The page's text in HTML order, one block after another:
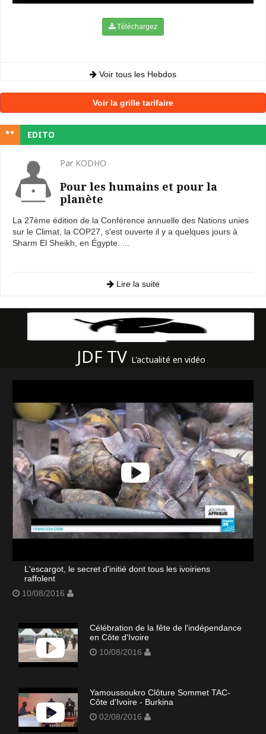
Téléchargez
Voir tous les Hebdos
Voir la grille tarifaire
EDITO
Par KODHO
Pour les humains et pour la
planète
La 27ème édition de la Conférence annuelle des Nations unies
sur le Climat, la COP27, s'est ouverte il y a quelques jours à
Sharm El Sheikh, en Égypte. ...
Lire la suite
JDF TV L'actualité en vidéo
L'escargot, le secret d'initié dont tous les ivoiriens
raffolent
10/08/2016
Célébration de la fête de l'indépendance
en Côte d'Ivoire
10/08/2016
Yamoussoukro Clôture Sommet TAC-
Côte d'Ivoire - Burkina
02/08/2016